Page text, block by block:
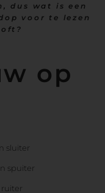
dus wat is een
voor te lezen
op
sluiter
spuiter
ruiter